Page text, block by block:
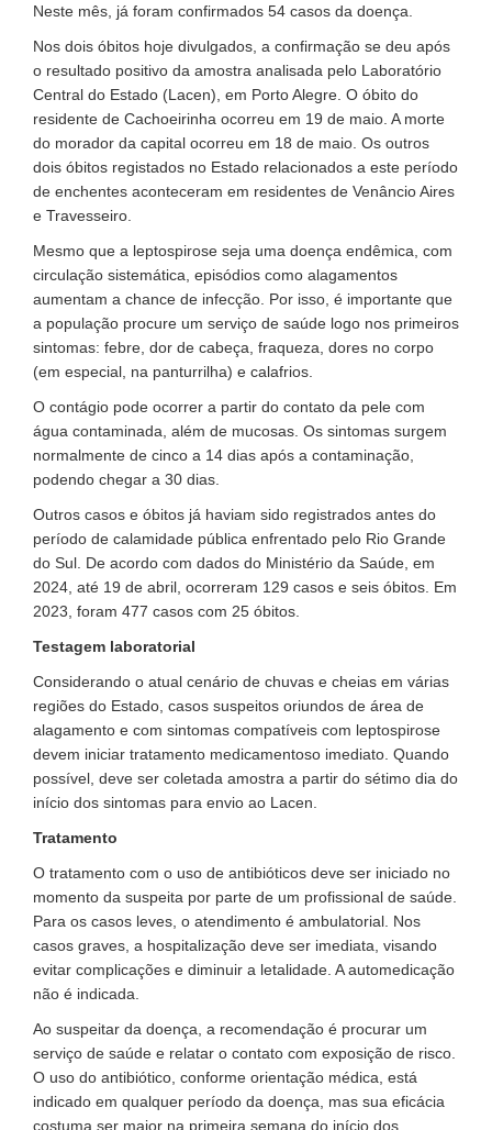
Neste mês, já foram confirmados 54 casos da doença.
Nos dois óbitos hoje divulgados, a confirmação se deu após
o resultado positivo da amostra analisada pelo Laboratório
Central do Estado (Lacen), em Porto Alegre. O óbito do
residente de Cachoeirinha ocorreu em 19 de maio. A morte
do morador da capital ocorreu em 18 de maio. Os outros
dois óbitos registados no Estado relacionados a este período
de enchentes aconteceram em residentes de Venâncio Aires
e Travesseiro.
Mesmo que a leptospirose seja uma doença endêmica, com
circulação sistemática, episódios como alagamentos
aumentam a chance de infecção. Por isso, é importante que
a população procure um serviço de saúde logo nos primeiros
sintomas: febre, dor de cabeça, fraqueza, dores no corpo
(em especial, na panturrilha) e calafrios.
O contágio pode ocorrer a partir do contato da pele com
água contaminada, além de mucosas. Os sintomas surgem
normalmente de cinco a 14 dias após a contaminação,
podendo chegar a 30 dias.
Outros casos e óbitos já haviam sido registrados antes do
período de calamidade pública enfrentado pelo Rio Grande
do Sul. De acordo com dados do Ministério da Saúde, em
2024, até 19 de abril, ocorreram 129 casos e seis óbitos. Em
2023, foram 477 casos com 25 óbitos.
Testagem laboratorial
Considerando o atual cenário de chuvas e cheias em várias
regiões do Estado, casos suspeitos oriundos de área de
alagamento e com sintomas compatíveis com leptospirose
devem iniciar tratamento medicamentoso imediato. Quando
possível, deve ser coletada amostra a partir do sétimo dia do
início dos sintomas para envio ao Lacen.
Tratamento
O tratamento com o uso de antibióticos deve ser iniciado no
momento da suspeita por parte de um profissional de saúde.
Para os casos leves, o atendimento é ambulatorial. Nos
casos graves, a hospitalização deve ser imediata, visando
evitar complicações e diminuir a letalidade. A automedicação
não é indicada.
Ao suspeitar da doença, a recomendação é procurar um
serviço de saúde e relatar o contato com exposição de risco.
O uso do antibiótico, conforme orientação médica, está
indicado em qualquer período da doença, mas sua eficácia
costuma ser maior na primeira semana do início dos